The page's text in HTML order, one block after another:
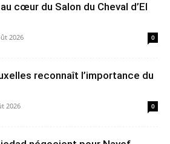
cœur du Salon du Cheval d’El
2026 0
reconnaît l’importance du
2026 0